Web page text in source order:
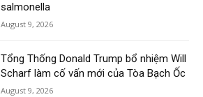
salmonella
August 9, 2026
Tổng Thống Donald Trump bổ nhiệm Will
Scharf làm cố vấn mới của Tòa Bạch Ốc
August 9, 2026